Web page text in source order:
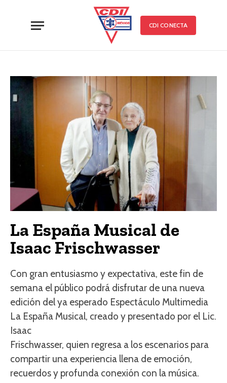
CDI CONECTA
La España Musical de
Isaac Frischwasser
Con gran entusiasmo y expectativa, este fin de
semana el público podrá disfrutar de una nueva
edición del ya esperado Espectáculo Multimedia
La España Musical, creado y presentado por el Lic.
Isaac
Frischwasser, quien regresa a los escenarios para
compartir una experiencia llena de emoción,
recuerdos y profunda conexión con la música.